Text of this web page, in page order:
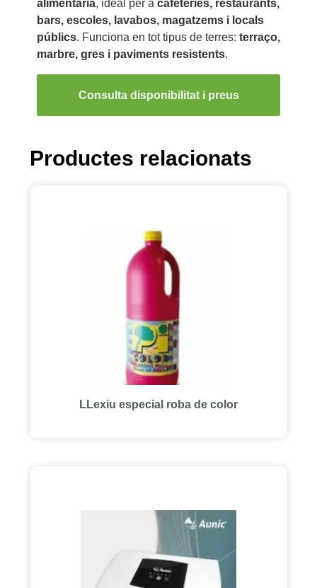
alimentària, ideal per a cafeteries, restaurants,
bars, escoles, lavabos, magatzems i locals
públics. Funciona en tot tipus de terres: terraço,
marbre, gres i paviments resistents.
Consulta disponibilitat i preus
Productes relacionats
LLexiu especial roba de color